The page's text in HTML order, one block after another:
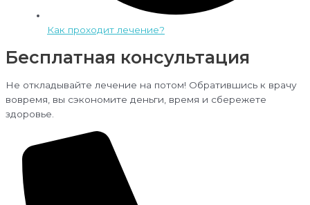
Как проходит лечение?
Бесплатная консультация
Не откладывайте лечение на потом! Обратившись к врачу
вовремя, вы сэкономите деньги, время и сбережете
здоровье.